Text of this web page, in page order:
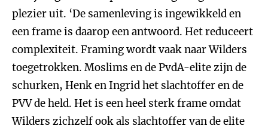
plezier uit. ‘De samenleving is ingewikkeld en
een frame is daarop een antwoord. Het reduceert
complexiteit. Framing wordt vaak naar Wilders
toegetrokken. Moslims en de PvdA-elite zijn de
schurken, Henk en Ingrid het slachtoffer en de
PVV de held. Het is een heel sterk frame omdat
Wilders zichzelf ook als slachtoffer van de elite